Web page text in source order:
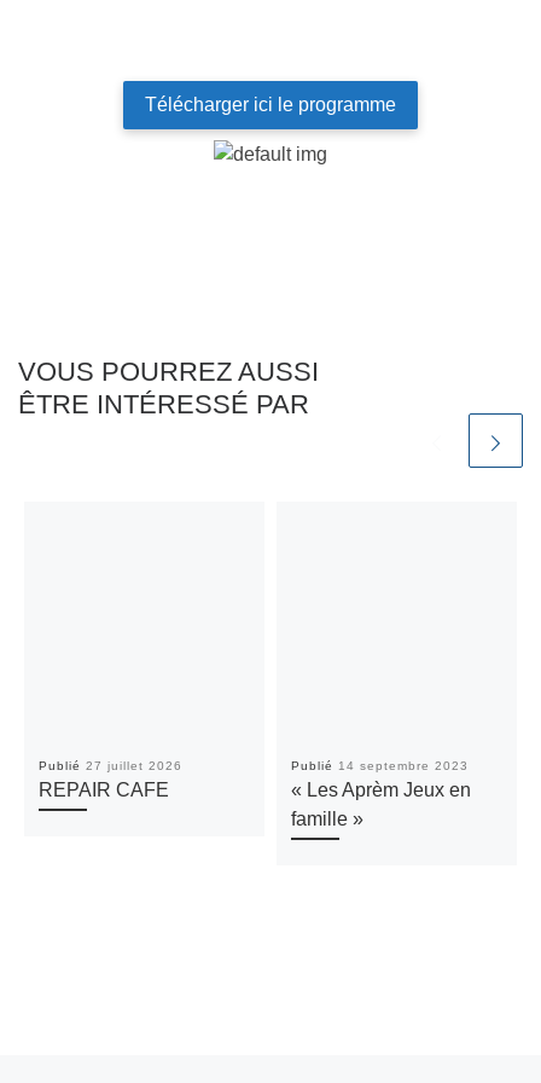
Télécharger ici le programme
VOUS POURREZ AUSSI
ÊTRE INTÉRESSÉ PAR
Publié 27 juillet 2026
REPAIR CAFE
Publié 14 septembre 2023
« Les Aprèm Jeux en
famille »